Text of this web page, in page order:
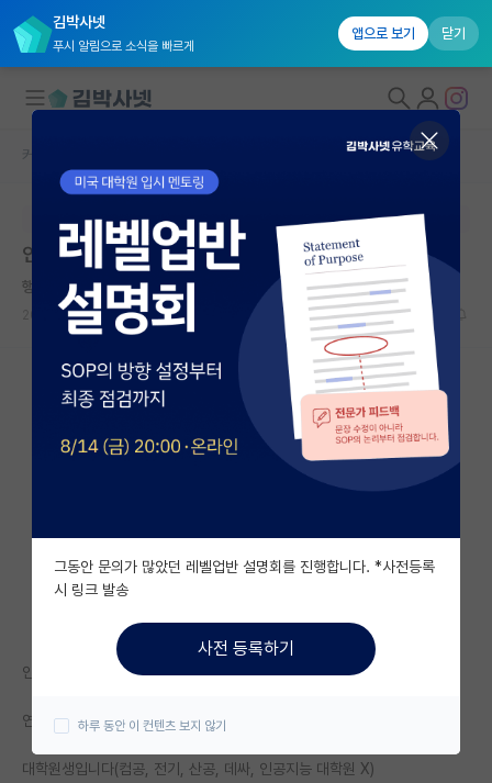
김박사넷
푸시 알림으로 소식을 빠르게
앱으로 보기 닫기
대학원생 모집
국내대학원 정보
연구실&오픈랩
커뮤니티
커뮤니티 홈
전체글보기
베스트 게시판
자유 게시판(아무개랩)
미국 유학 게시판
미국 대학원 합격 후기 게시판
대학원생 모집 게시판
연구실(PI) 홍보 게시판
커뮤니티 홈
본문이 수정되지 않는 박제글입니다.
인공지능 탑티어 학회 관련 문의
행복한 존 스튜어트 밀
2023.10.19 3212
인공지능을 메인으로
연구하지는 않지만 언저리 분야에서 발을 얹고있는
대학원생입니다(컴공, 전기, 산공, 데싸, 인공지능 대학원 X)
그동안 문의가 많았던 레벨업반 설명회를 진행합니다. *사전등록
시 링크 발송
사전 등록하기
하루 동안 이 컨텐츠 보지 않기